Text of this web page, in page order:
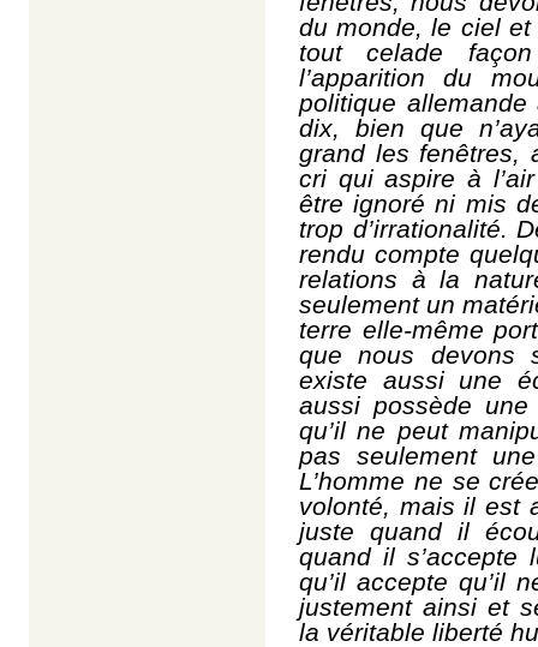
du monde, le ciel
tout celade façon
l’apparition du
politique
dix, bien que
grand les fenêtres,
cri qui aspire à
être ignoréni mis
trop d’irrationalité.
rendu compte
relations à la
seulement un
terre elle-même
quenous devons
existe aussi une
aussi possède une
qu’il ne peut
pas seulement
L’homme ne se
volonté, mais il est
juste quand il
quand il s’accepte
qu’il accepte qu’il
justement ainsi et
la véritable liberté